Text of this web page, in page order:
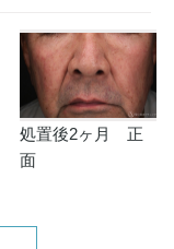
処置後2ヶ月 正
面